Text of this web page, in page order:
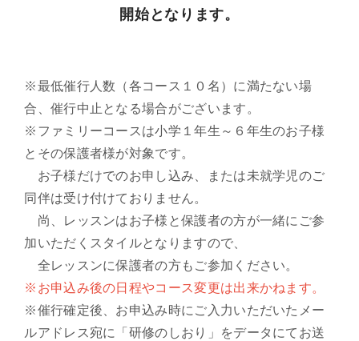
開始となります。
※最低催行人数（各コース１０名）に満たない場
合、催行中止となる場合がございます。
※ファミリーコースは小学１年生～６年生のお子様
とその保護者様が対象です。
お子様だけでのお申し込み、または未就学児のご
同伴は受け付けておりません。
尚、レッスンはお子様と保護者の方が一緒にご参
加いただくスタイルとなりますので、
全レッスンに保護者の方もご参加ください。
※お申込み後の日程やコース変更は出来かねます。
※催行確定後、お申込み時にご入力いただいたメー
ルアドレス宛に「研修のしおり」をデータにてお送